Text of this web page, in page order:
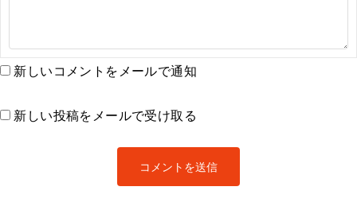
新しいコメントをメールで通知
新しい投稿をメールで受け取る